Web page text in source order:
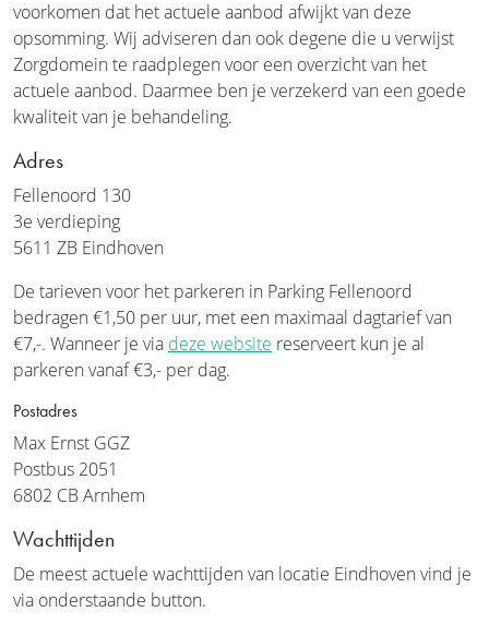
voorkomen dat het actuele aanbod afwijkt van deze
opsomming. Wij adviseren dan ook degene die u verwijst
Zorgdomein te raadplegen voor een overzicht van het
actuele aanbod. Daarmee ben je verzekerd van een goede
kwaliteit van je behandeling.
Adres
Fellenoord 130
3e verdieping
5611 ZB Eindhoven
De tarieven voor het parkeren in Parking Fellenoord
bedragen €1,50 per uur, met een maximaal dagtarief van
€7,-. Wanneer je via deze website reserveert kun je al
parkeren vanaf €3,- per dag.
Postadres
Max Ernst GGZ
Postbus 2051
6802 CB Arnhem
Wachttijden
De meest actuele wachttijden van locatie Eindhoven vind je
via onderstaande button.